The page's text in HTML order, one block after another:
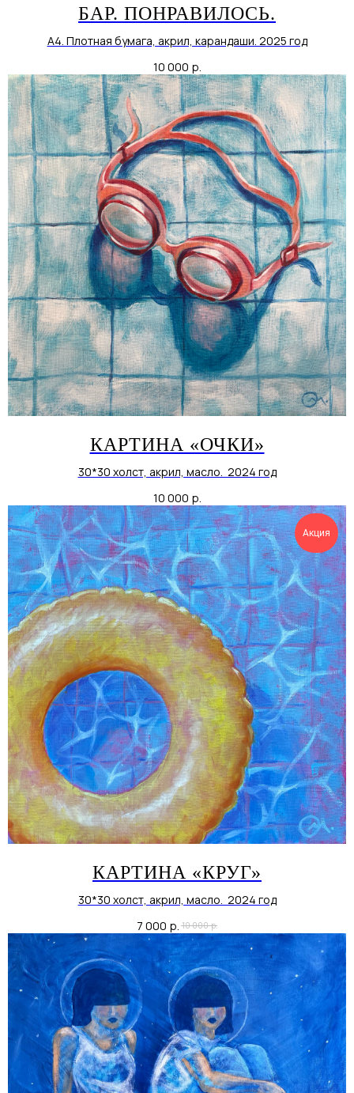
БАР. ПОНРАВИЛОСЬ.
А4. Плотная бумага, акрил, карандаши. 2025 год
10 000 р.
КАРТИНА «ОЧКИ»
30*30 холст, акрил, масло. 2024 год
10 000 р.
Акция
КАРТИНА «КРУГ»
30*30 холст, акрил, масло. 2024 год
7 000 р. 10 000 р.